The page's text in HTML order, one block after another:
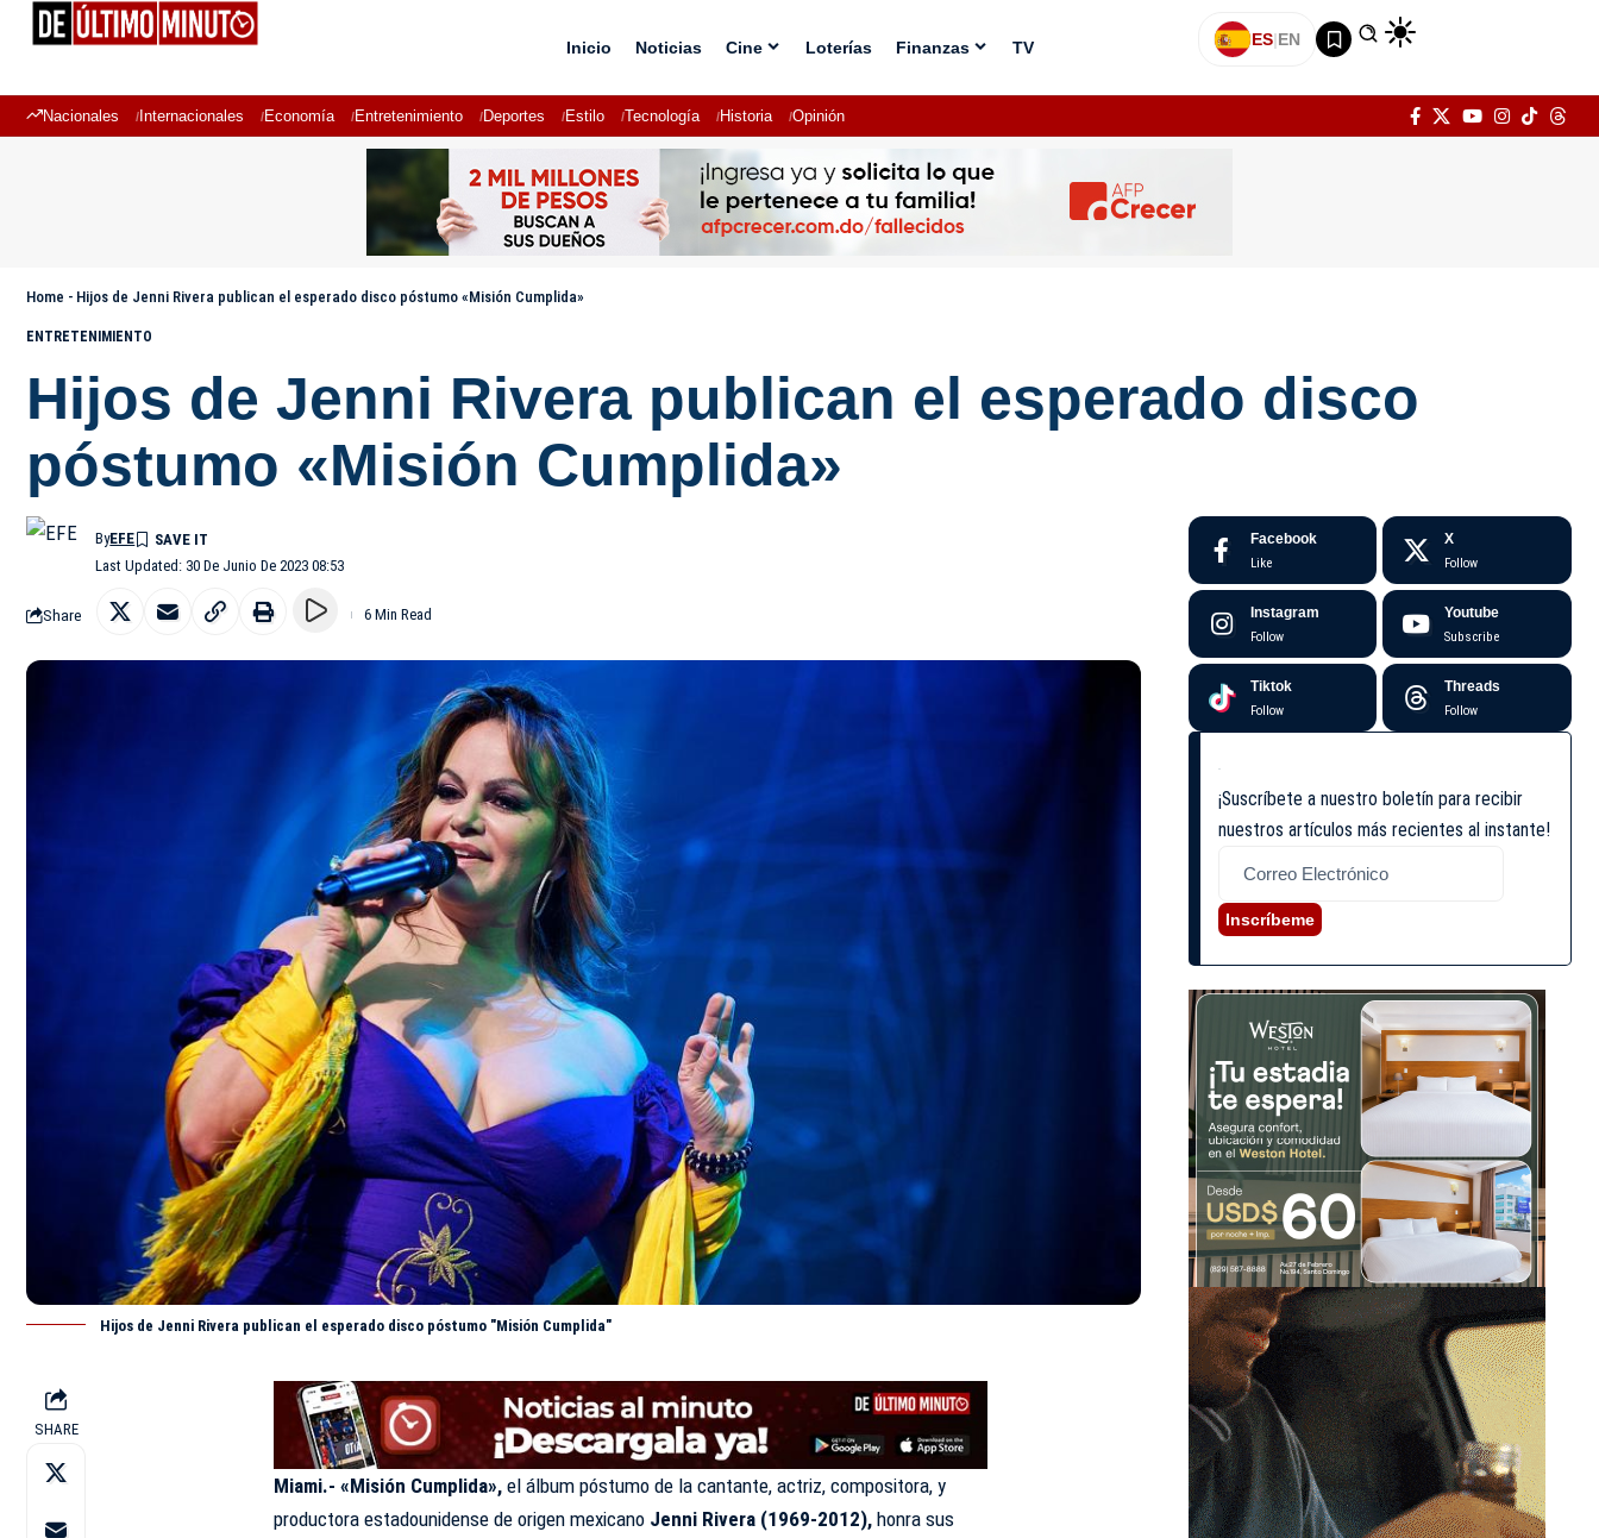
Inicio Noticias Cine Loterías Finanzas TV ES|EN
Nacionales Internacionales Economía Entretenimiento Deportes Estilo Tecnología Historia Opinión
Home - Hijos de Jenni Rivera publican el esperado disco póstumo «Misión Cumplida»
ENTRETENIMIENTO
Hijos de Jenni Rivera publican el esperado disco
póstumo «Misión Cumplida»
Last Updated: 30 De Junio De 2023 08:53
ByEFE
Share 6 Min Read
Hijos de Jenni Rivera publican el esperado disco póstumo "Misión Cumplida"
SHARE
Miami.- «Misión Cumplida»,el álbum póstumo de la cantante, actriz, compositora, y
productora estadounidense de origen mexicano Jenni Rivera (1969-2012), honra sus
Facebook
Like
X
Follow
Instagram
Follow
Youtube
Subscribe
Tiktok
Follow
Threads
Follow
¡Suscríbete a nuestro boletín para recibir
nuestros artículos más recientes al instante!
Inscríbeme